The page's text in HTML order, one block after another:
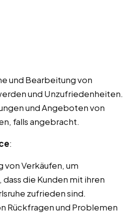
und Bearbeitung von
und Unzufriedenheiten.
und Angeboten von
falls angebracht.
:
von Verkäufen, um
die Kunden mit ihren
zufrieden sind.
Rückfragen und Problemen